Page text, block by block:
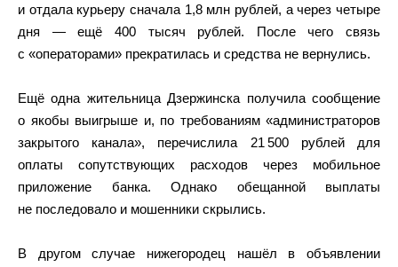
и отдала курьеру сначала 1,8 млн рублей, а через четыре
дня — ещё 400 тысяч рублей. После чего связь
с «операторами» прекратилась и средства не вернулись.
Ещё одна жительница Дзержинска получила сообщение
о якобы выигрыше и, по требованиям «администраторов
закрытого канала», перечислила 21 500 рублей для
оплаты сопутствующих расходов через мобильное
приложение банка. Однако обещанной выплаты
не последовало и мошенники скрылись.
В другом случае нижегородец нашёл в объявлении